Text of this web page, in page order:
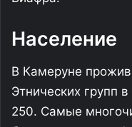
Население
В Камеруне
Этнических групп
250. Самые